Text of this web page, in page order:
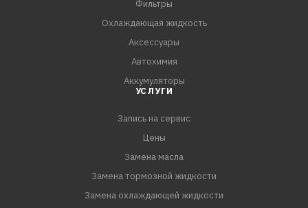
Фильтры
Охлаждающая жидкость
Аксессуары
Автохимия
Аккумуляторы
УСЛУГИ
Запись на сервис
Цены
Замена масла
Замена тормозной жидкости
Замена охлаждающей жидкости